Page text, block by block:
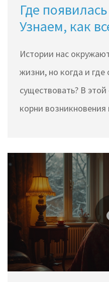
Где
Узнаем, как
Истории нас
жизни, но когда и где
существовать? В
корни
сообщества
учения и как это
современное
интересные факты из
цивилизаций.